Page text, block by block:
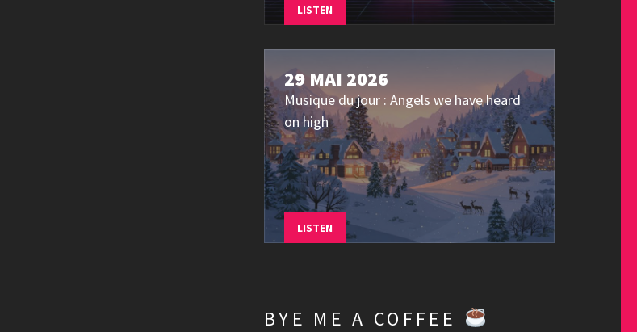
LISTEN
29 MAI 2026
Musique du jour : Angels we have heard
on high
LISTEN
BYE ME A COFFEE